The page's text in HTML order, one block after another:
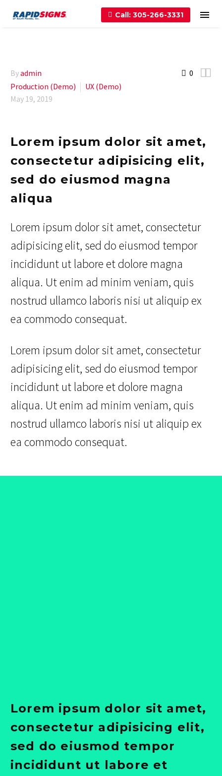
Call: 305-266-3331
0 
Byadmin
Production (Demo)
UX (Demo)
May 19, 2019
Lorem ipsum dolor sit amet,
consectetur adipisicing elit,
sed do eiusmod magna
aliqua
Lorem ipsum dolor sit amet, consectetur
adipisicing elit, sed do eiusmod tempor
incididunt ut labore et dolore magna
aliqua. Ut enim ad minim veniam, quis
nostrud ullamco laboris nisi ut aliquip ex
ea commodo consequat.
Lorem ipsum dolor sit amet, consectetur
adipisicing elit, sed do eiusmod tempor
incididunt ut labore et dolore magna
aliqua. Ut enim ad minim veniam, quis
nostrud ullamco laboris nisi ut aliquip ex
ea commodo consequat.
Lorem ipsum dolor sit amet,
consectetur adipisicing elit,
sed do eiusmod tempor
incididunt ut labore et